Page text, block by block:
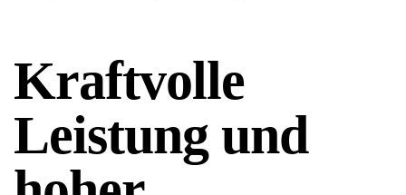
Kraftvolle
Leistung und